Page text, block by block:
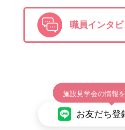
職員インタ
施設見学会の情報
お友だち登